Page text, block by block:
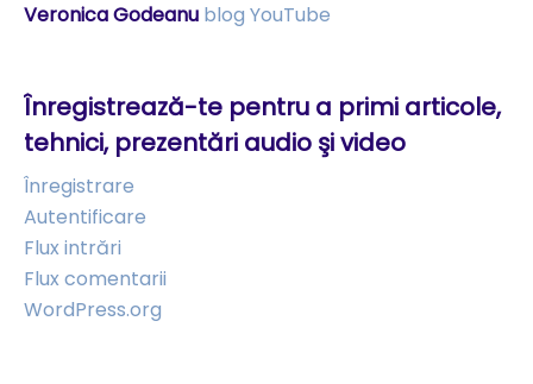
Veronica Godeanu blog YouTube
Înregistrează-te pentru a primi articole,
tehnici, prezentări audio şi video
Înregistrare
Autentificare
Flux intrări
Flux comentarii
WordPress.org